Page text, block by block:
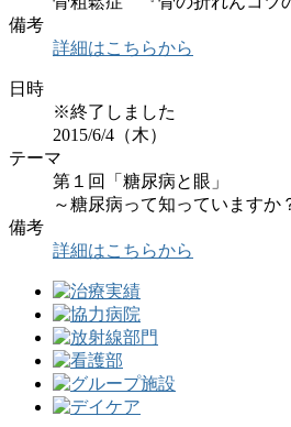
備考
詳細はこちらから
日時
※終了しました
2015/6/4（木）
テーマ
第１回「糖尿病と眼」
～糖尿病って知っていますか
備考
詳細はこちらから